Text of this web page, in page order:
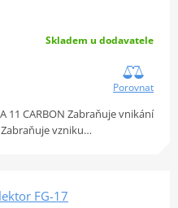
Skladem u dodavatele
Porovnat
CARBON Zabraňuje vnikání
vzniku…
FG-17